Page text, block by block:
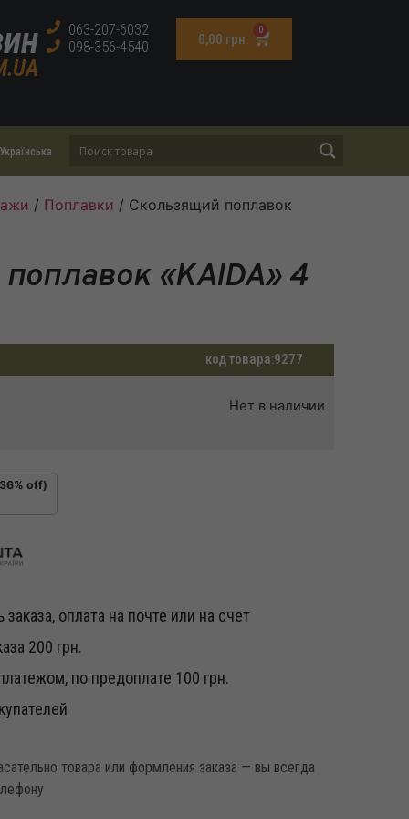
063-207-6032
098-356-4540
0,00 грн.
0
Українська
/ Поплавки / Скользящий поплавок
«KAIDA» 4
код товара:9277
Нет в наличии
off)
оплата на почте или на счет
200 грн.
по предоплате 100 грн.
товара или формления заказа — вы всегда